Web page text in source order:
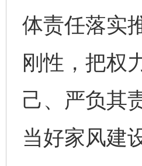
体责任落实
刚性，把权
己、严负其
当好家风建